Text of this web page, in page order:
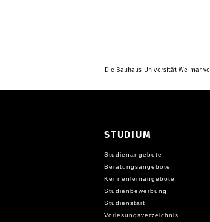
Die Bauhaus-Universität Weimar
STUDIUM
Studienangebote
Beratungsangebote
Kennenlernangebote
Studienbewerbung
Studienstart
Vorlesungsverzeichnis